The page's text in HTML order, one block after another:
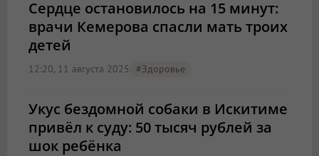
Сердце остановилось на 15 минут:
врачи Кемерова спасли мать троих
детей
12:20, 11 августа 2025 #Здоровье
Укус бездомной собаки в Искитиме
привёл к суду: 50 тысяч рублей за
шок ребёнка